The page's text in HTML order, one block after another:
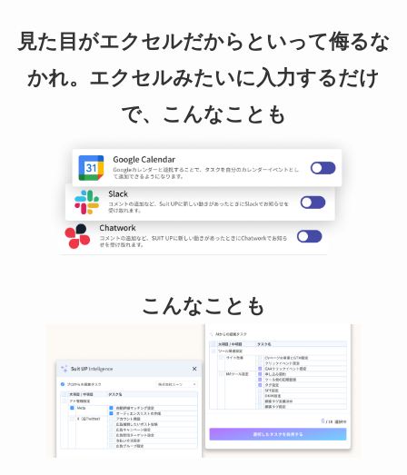
見た目がエクセルだからといって侮るな
かれ。エクセルみたいに入力するだけ
で、こんなことも
こんなことも